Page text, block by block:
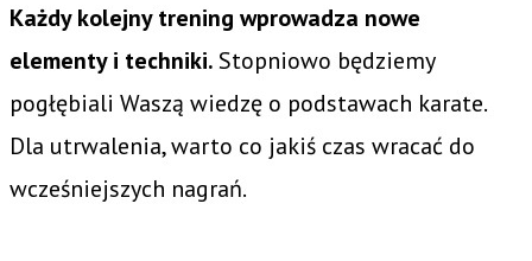
Każdy kolejny trening wprowadza nowe
elementy i techniki.Stopniowo będziemy
pogłębiali Waszą wiedzę o podstawach karate.
Dla utrwalenia, warto co jakiś czas wracać do
wcześniejszych nagrań.